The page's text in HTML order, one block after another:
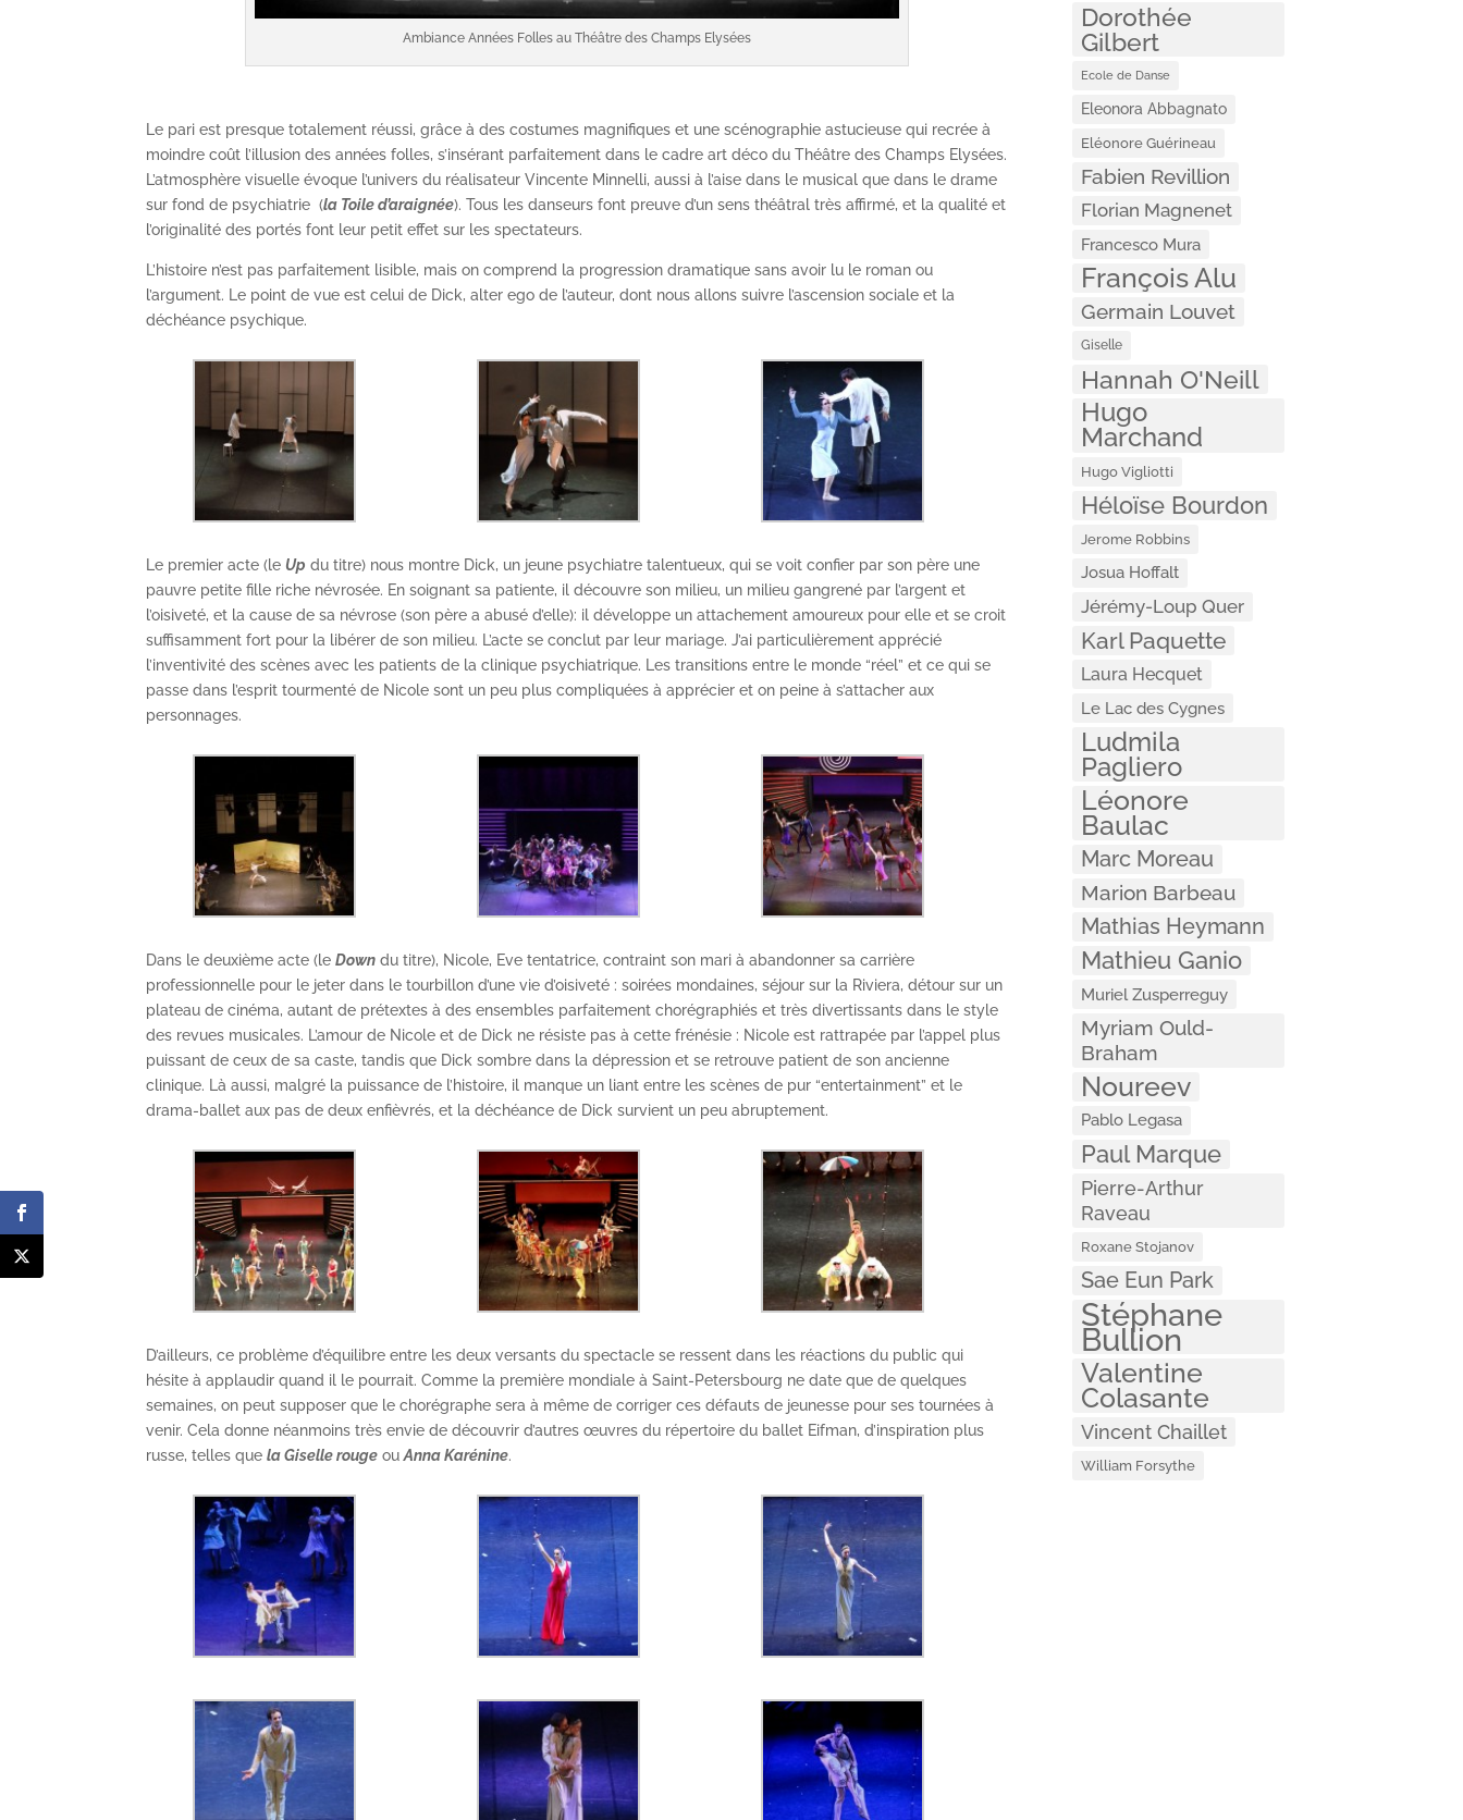
Ambiance Années Folles au Théâtre des Champs Elysées
Le pari est presque totalement réussi, grâce à des costumes magnifiques et une scénographie astucieuse qui recrée à
moindre coût l’illusion des années folles, s’insérant parfaitement dans le cadre art déco du Théâtre des Champs Elysées.
L’atmosphère visuelle évoque l’univers du réalisateur Vincente Minnelli, aussi à l’aise dans le musical que dans le drame
sur fond de psychiatrie (la Toile d’araignée). Tous les danseurs font preuve d’un sens théâtral très affirmé, et la qualité et
l’originalité des portés font leur petit effet sur les spectateurs.
L’histoire n’est pas parfaitement lisible, mais on comprend la progression dramatique sans avoir lu le roman ou
l’argument. Le point de vue est celui de Dick, alter ego de l’auteur, dont nous allons suivre l’ascension sociale et la
déchéance psychique.
Le premier acte (le Up du titre) nous montre Dick, un jeune psychiatre talentueux, qui se voit confier par son père une
pauvre petite fille riche névrosée. En soignant sa patiente, il découvre son milieu, un milieu gangrené par l’argent et
l’oisiveté, et la cause de sa névrose (son père a abusé d’elle): il développe un attachement amoureux pour elle et se croit
suffisamment fort pour la libérer de son milieu. L’acte se conclut par leur mariage. J’ai particulièrement apprécié
l’inventivité des scènes avec les patients de la clinique psychiatrique. Les transitions entre le monde “réel” et ce qui se
passe dans l’esprit tourmenté de Nicole sont un peu plus compliquées à apprécier et on peine à s’attacher aux
personnages.
Dans le deuxième acte (leDown du titre), Nicole, Eve tentatrice, contraint son mari à abandonner sa carrière
professionnelle pour le jeter dans le tourbillon d’une vie d’oisiveté : soirées mondaines, séjour sur la Riviera, détour sur un
plateau de cinéma, autant de prétextes à des ensembles parfaitement chorégraphiés et très divertissants dans le style
des revues musicales. L’amour de Nicole et de Dick ne résiste pas à cette frénésie : Nicole est rattrapée par l’appel plus
puissant de ceux de sa caste, tandis que Dick sombre dans la dépression et se retrouve patient de son ancienne
clinique. Là aussi, malgré la puissance de l’histoire, il manque un liant entre les scènes de pur “entertainment” et le
drama-ballet aux pas de deux enfièvrés, et la déchéance de Dick survient un peu abruptement.
D’ailleurs, ce problème d’équilibre entre les deux versants du spectacle se ressent dans les réactions du public qui
hésite à applaudir quand il le pourrait. Comme la première mondiale à Saint-Petersbourg ne date que de quelques
semaines, on peut supposer que le chorégraphe sera à même de corriger ces défauts de jeunesse pour ses tournées à
venir. Cela donne néanmoins très envie de découvrir d’autres œuvres du répertoire du ballet Eifman, d’inspiration plus
russe, telles quela Giselle rouge ouAnna Karénine.
Dorothée
Gilbert
Ecole de Danse
Eleonora Abbagnato
Eléonore Guérineau
Fabien Revillion
Florian Magnenet
Francesco Mura
François Alu
Germain Louvet
Giselle
Hannah O'Neill
Hugo
Marchand
Hugo Vigliotti
Héloïse Bourdon
Jerome Robbins
Josua Hoffalt
Jérémy-Loup Quer
Karl Paquette
Laura Hecquet
Le Lac des Cygnes
Ludmila
Pagliero
Léonore
Baulac
Marc Moreau
Marion Barbeau
Mathias Heymann
Mathieu Ganio
Muriel Zusperreguy
Myriam Ould-
Braham
Noureev
Pablo Legasa
Paul Marque
Pierre-Arthur
Raveau
Roxane Stojanov
Sae Eun Park
Stéphane
Bullion
Valentine
Colasante
Vincent Chaillet
William Forsythe